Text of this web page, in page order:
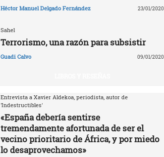
Héctor Manuel Delgado Fernández 23/01/2020
Sahel
Terrorismo, una razón para subsistir
Guadi Calvo 09/01/2020
Entrevista a Xavier Aldekoa, periodista, autor de
'Indestructibles'
«España debería sentirse
tremendamente afortunada de ser el
vecino prioritario de África, y por miedo
lo desaprovechamos»